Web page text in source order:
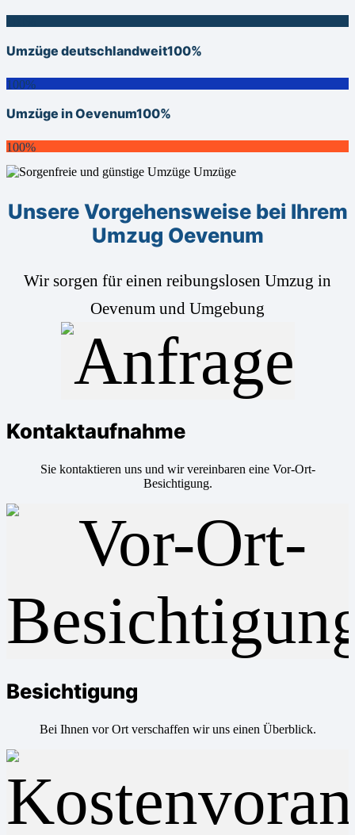
Umzüge deutschlandweit100%
100%
Umzüge in Oevenum100%
100%
Unsere Vorgehensweise bei Ihrem
Umzug Oevenum
Wir sorgen für einen reibungslosen Umzug in
Oevenum und Umgebung
Kontaktaufnahme
Sie kontaktieren uns und wir vereinbaren eine Vor-Ort-
Besichtigung.
Besichtigung
Bei Ihnen vor Ort verschaffen wir uns einen Überblick.